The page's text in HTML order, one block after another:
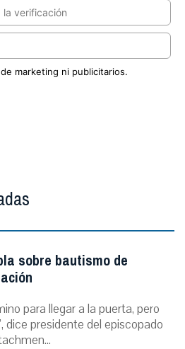
marketing ni publicitarios.
sobre bautismo de
para llegar a la puerta, pero
dice presidente del episcopado